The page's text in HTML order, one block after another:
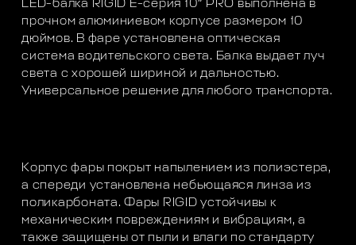
LED-балка RIGID E-серия 10″ PRO выполнена в
прочном алюминиевом корпусе размером 10
дюймов. В фаре установлена оптическая
система водительского света. Балка выдает луч
света с хорошей шириной и дальностью.
Универсальное решение для любого транспорта.
Корпус фары покрыт напылением из полиэстера,
а спереди установлена небьющаяся линза из
поликарбоната. Фары RIGID устойчивы к
механическим повреждениям и вибрациям, а
также защищены от пыли и влаги по стандарту